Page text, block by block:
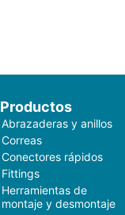
Productos
Abrazaderas y anillos
Correas
Conectores rápidos
Fittings
Herramientas de
montaje y desmontaje